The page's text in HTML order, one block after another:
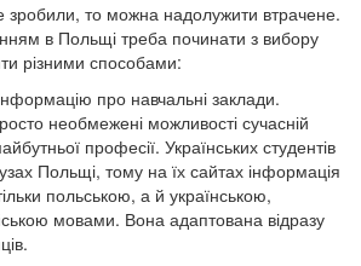
то можна надолужити втрачене.
в Польщі треба починати з вибору
різними способами:
про навчальні заклади.
необмежені можливості сучасній
професії. Українських студентів
Польщі, тому на їх сайтах інформація
польською, а й українською,
мовами. Вона адаптована відразу